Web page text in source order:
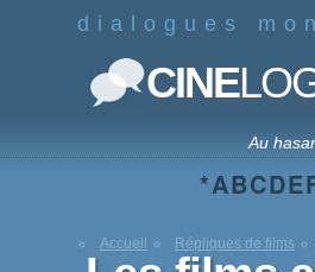
dialogues
CINE
Au
*ABCDE
Accueil Répliques de films